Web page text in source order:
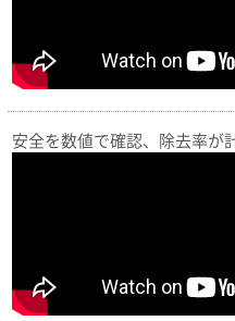
安全を数値で確認、除去率が